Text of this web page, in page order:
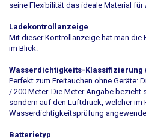
seine Flexibilität das ideale Material für
Ladekontrollanzeige
Mit dieser Kontrollanzeige hat man die
im Blick.
Wasserdichtigkeits-Klassifizierung
Perfekt zum Freitauchen ohne Geräte:
/ 200 Meter. Die Meter Angabe bezieht
sondern auf den Luftdruck, welcher im
Wasserdichtigkeitsprüfung
Batterietyp